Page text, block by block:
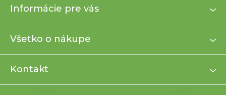
p
t
Informácie pre vás
Všetko o nákupe
Kontakt